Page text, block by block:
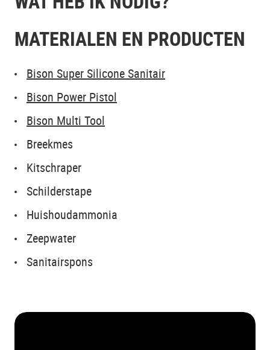
MATERIALEN EN PRODUCTEN
Bison Super Silicone Sanitair
Bison Power Pistol
Bison Multi Tool
Breekmes
Kitschraper
Schilderstape
Huishoudammonia
Zeepwater
Sanitairspons